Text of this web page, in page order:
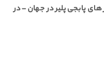
پابجی پلیر در جهان – در